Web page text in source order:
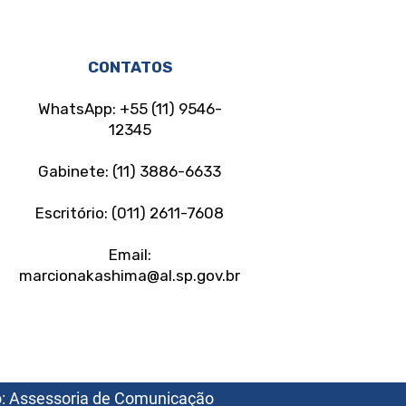
CONTATOS
WhatsApp: +55 (11) 9546-
12345
Gabinete: (11) 3886-6633
Escritório: (011) 2611-7608
Email:
marcionakashima@al.sp.gov.br
Assessoria de Comunicação